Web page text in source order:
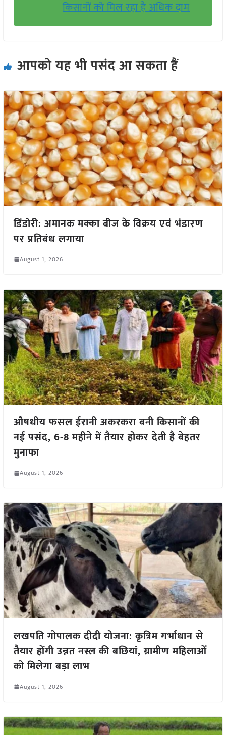
किसानों को मिल रहा है अधिक दाम
आपको यह भी पसंद आ सकता हैं
डिंडोरी: अमानक मक्का बीज के विक्रय एवं भंडारण
पर प्रतिबंध लगाया
August 1, 2026
औषधीय फसल ईरानी अकरकरा बनी किसानों की
नई पसंद, 6-8 महीने में तैयार होकर देती है बेहतर
मुनाफा
August 1, 2026
लखपति गोपालक दीदी योजना: कृत्रिम गर्भाधान से
तैयार होंगी उन्नत नस्ल की बछियां, ग्रामीण महिलाओं
को मिलेगा बड़ा लाभ
August 1, 2026